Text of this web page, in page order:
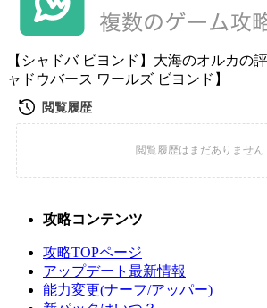
【シャドバ ビヨンド】大海のオルカの
ャドウバース ワールズ ビヨンド】
攻略コンテンツ
攻略TOPページ
アップデート最新情報
能力変更(ナーフ/アッパー)